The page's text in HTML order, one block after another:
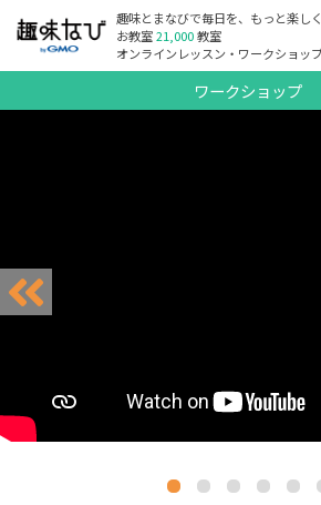
趣味とまなびで毎日を、もっと楽しく
お教室21,000教室
オンラインレッスン・ワークショッ
ワークショップ